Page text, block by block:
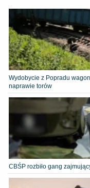
Wydobycie z Popradu
naprawie torów
CBŚP rozbiło gang